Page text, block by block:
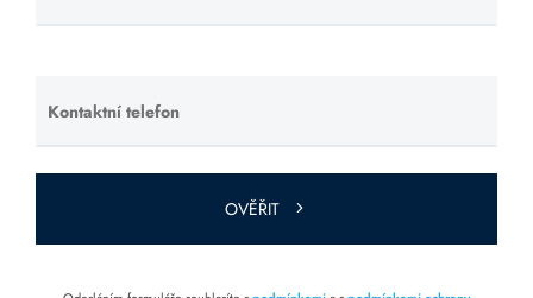
toto pole
Kontaktní telefon
Ponechte
toto pole
prázdné.
OVĚŘIT